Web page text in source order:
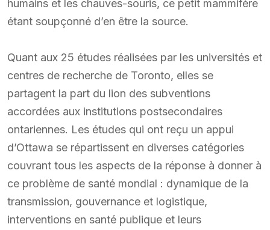
humains et les chauves-souris, ce petit mammifère
étant soupçonné d’en être la source.
Quant aux 25 études réalisées par les universités et
centres de recherche de Toronto, elles se
partagent la part du lion des subventions
accordées aux institutions postsecondaires
ontariennes. Les études qui ont reçu un appui
d’Ottawa se répartissent en diverses catégories
couvrant tous les aspects de la réponse à donner à
ce problème de santé mondial : dynamique de la
transmission, gouvernance et logistique,
interventions en santé publique et leurs